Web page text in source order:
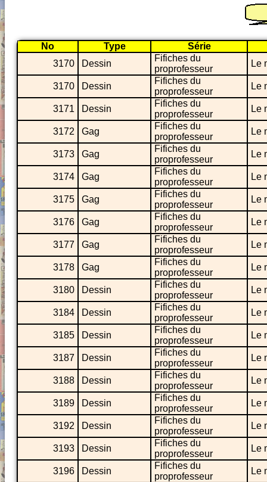
No Type
Série
3170
Dessin
Fifiches du
proprofesseur
Le
3170 Dessin
Fifiches du
proprofesseur
Le
3171 Dessin
Fifiches du
proprofesseur
Le
3172 Gag
Fifiches du
proprofesseur
Le
3173 Gag
Fifiches du
proprofesseur
Le
3174 Gag
Fifiches du
proprofesseur
Le
3175 Gag
Fifiches du
proprofesseur
Le
3176 Gag
Fifiches du
proprofesseur
Le
3177 Gag
Fifiches du
proprofesseur
Le
3178 Gag
Fifiches du
proprofesseur
Le
3180 Dessin
Fifiches du
proprofesseur
Le
3184 Dessin
Fifiches du
proprofesseur
Le
3185 Dessin
Fifiches du
proprofesseur
Le
3187 Dessin
Fifiches du
proprofesseur
Le
3188 Dessin
Fifiches du
proprofesseur
Le
3189 Dessin
Fifiches du
proprofesseur
Le
3192 Dessin
Fifiches du
proprofesseur
Le
3193 Dessin
Fifiches du
proprofesseur
Le
3196 Dessin
Fifiches du
proprofesseur
Le